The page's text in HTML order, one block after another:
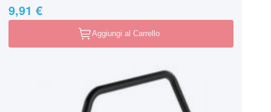
9,91 €
Aggiungi al Carrello